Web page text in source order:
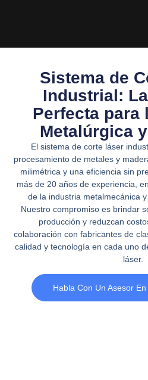
Sistema de
Industrial:
Perfecta para
Metalúrgica
El sistema de corte láser
procesamiento de metales y
milimétrica y una eficiencia sin
más de 20 años de experiencia,
de la industria metalmecánica
Nuestro compromiso es brindar
producción y reduzcan
colaboración con fabricantes de
calidad y tecnología en cada uno
láser.
Habla Con Un Asesor